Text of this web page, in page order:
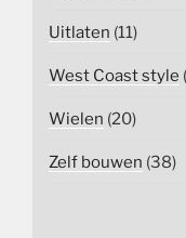
Uitlaten (11)
West Coast style
Wielen (20)
Zelf bouwen (38)